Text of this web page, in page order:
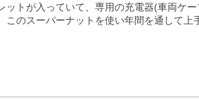
トが入っていて、専用の充電器(車両ケ
のスーパーナットを使い年間を通して上